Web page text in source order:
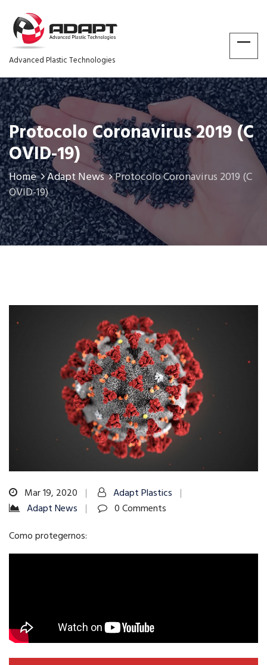
Advanced Plastic Technologies
Protocolo Coronavirus 2019 (C
OVID-19)
Home Adapt News
Protocolo Coronavirus 2019 (C
OVID-19)
Mar 19, 2020
Adapt Plastics
Adapt News
0 Comments
Como protegernos: